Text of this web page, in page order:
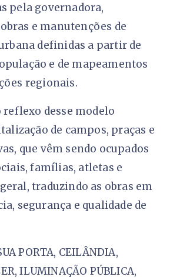
pela governadora,
e manutenções de
definidas a partir de
e de mapeamentos
regionais.
reflexo desse modelo
de campos, praças e
que vêm sendo ocupados
famílias, atletas e
traduzindo as obras em
segurança e qualidade de
PORTA, CEILÂNDIA,
ILUMINAÇÃO PÚBLICA,